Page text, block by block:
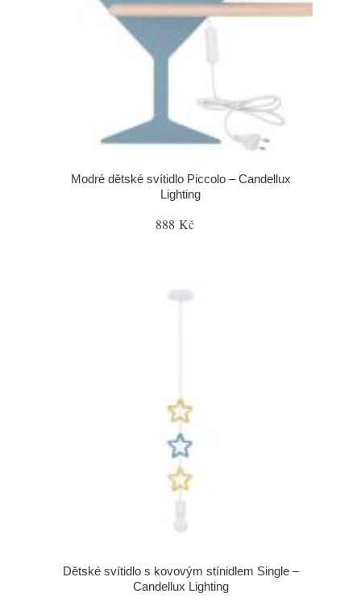
Modré dětské svítidlo Piccolo – Candellux
Lighting
888 Kč
Dětské svítidlo s kovovým stínidlem Single –
Candellux Lighting